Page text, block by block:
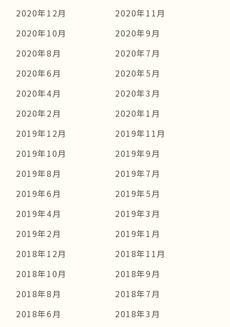
2020年12月
2020年11月
2020年10月
2020年9月
2020年8月
2020年7月
2020年6月
2020年5月
2020年4月
2020年3月
2020年2月
2020年1月
2019年12月
2019年11月
2019年10月
2019年9月
2019年8月
2019年7月
2019年6月
2019年5月
2019年4月
2019年3月
2019年2月
2019年1月
2018年12月
2018年11月
2018年10月
2018年9月
2018年8月
2018年7月
2018年6月
2018年3月